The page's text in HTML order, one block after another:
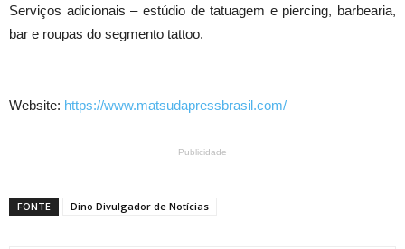
Serviços adicionais – estúdio de tatuagem e piercing, barbearia,
bar e roupas do segmento tattoo.
Website: https://www.matsudapressbrasil.com/
Publicidade
FONTE Dino Divulgador de Notícias